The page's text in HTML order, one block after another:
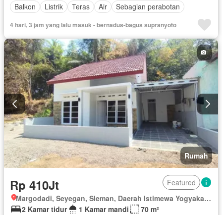
Balkon
Listrik Teras Air Sebagian perabotan
4 hari, 3 jam yang lalu masuk - bernadus-bagus supranyoto
Rumah
Rp 410Jt
Featured
Margodadi, Seyegan, Sleman, Daerah Istimewa Yogyakarta
2 Kamar tidur
1 Kamar mandi
70 m²